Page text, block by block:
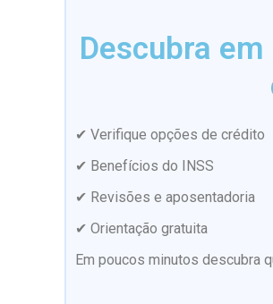
Descubra
✔ Verifique opções de crédito
✔ Benefícios do INSS
✔ Revisões e aposentadoria
✔ Orientação gratuita
Em poucos minutos descubra